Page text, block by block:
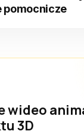
pomocnicze
wideo
3D